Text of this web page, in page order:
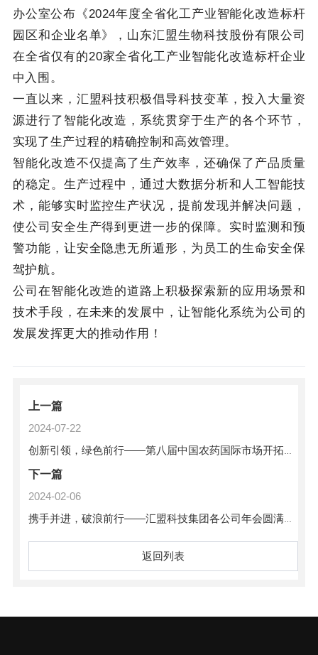
办公室公布《2024年度全省化工产业智能化改造标杆
园区和企业名单》，山东汇盟生物科技股份有限公司
在全省仅有的20家全省化工产业智能化改造标杆企业
中入围。
一直以来，汇盟科技积极倡导科技变革，投入大量资
源进行了智能化改造，系统贯穿于生产的各个环节，
实现了生产过程的精确控制和高效管理。
智能化改造不仅提高了生产效率，还确保了产品质量
的稳定。生产过程中，通过大数据分析和人工智能技
术，能够实时监控生产状况，提前发现并解决问题，
使公司安全生产得到更进一步的保障。实时监测和预
警功能，让安全隐患无所遁形，为员工的生命安全保
驾护航。
公司在智能化改造的道路上积极探索新的应用场景和
技术手段，在未来的发展中，让智能化系统为公司的
发展发挥更大的推动作用！
上一篇
2024-07-22
下一篇
2024-02-06
返回列表